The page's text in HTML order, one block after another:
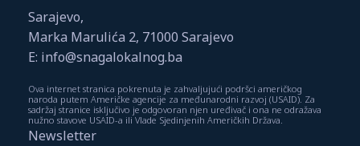
Sarajevo,
Marka Marulića 2, 71000 Sarajevo
E: info@snagalokalnog.ba
Ova internet stranica pokrenuta je zahvaljujući podršci američkog
naroda putem Američke agencije za međunarodni razvoj (USAID). Za
sadržaj stranice isključivo je odgovoran njen uređivač i ona ne odražava
nužno stavove USAID-a ili Vlade Sjedinjenih Američkih Država.
Newsletter